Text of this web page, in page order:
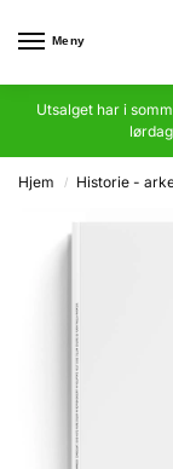
Meny
Utsalget har i
Hjem / Historie -